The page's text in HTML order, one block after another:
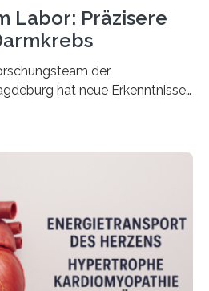
Labor: Präzisere
der
hat neue Erkenntnisse
ihrer aktuellen Studie,
dass Mini-Tumore
und Patienten –
– genutzt werden können, um
Medikamente am besten
Eiweiß identifiziert, das künftig
der passenden Therapie
zählt weltweit zu den